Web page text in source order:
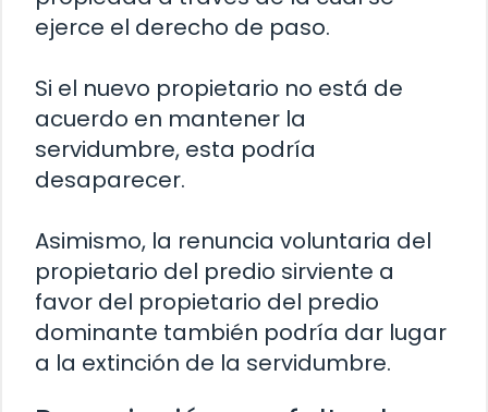
ejerce el derecho de paso.
Si el nuevo propietario no está de
acuerdo en mantener la
servidumbre, esta podría
desaparecer.
Asimismo, la renuncia voluntaria del
propietario del predio sirviente a
favor del propietario del predio
dominante también podría dar lugar
a la extinción de la servidumbre.